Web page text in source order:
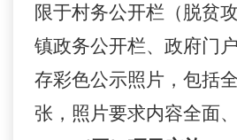
限于村务公开栏（脱贫
镇政务公开栏、政府门
存彩色公示照片，包括
张，照片要求内容全面、